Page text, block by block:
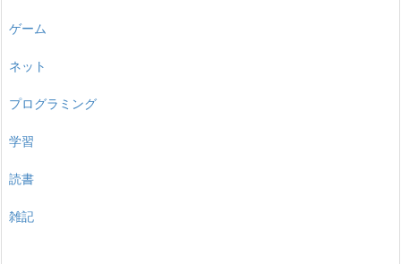
ゲーム
ネット
プログラミング
学習
読書
雑記